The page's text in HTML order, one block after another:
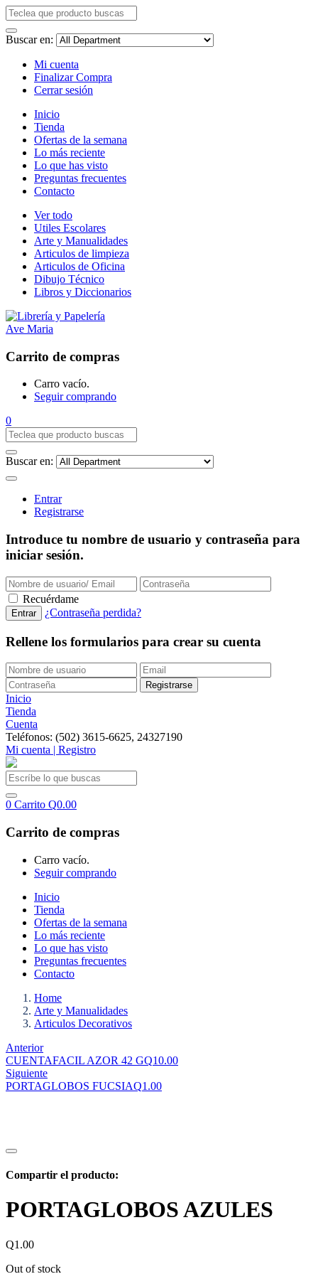
Buscar en:
Mi cuenta
Finalizar Compra
Cerrar sesión
Inicio
Tienda
Ofertas de la semana
Lo más reciente
Lo que has visto
Preguntas frecuentes
Contacto
Ver todo
Utiles Escolares
Arte y Manualidades
Articulos de limpieza
Articulos de Oficina
Dibujo Técnico
Libros y Diccionarios
Carrito de compras
Carro vacío.
Seguir comprando
0
Buscar en:
Entrar
Registrarse
Introduce tu nombre de usuario y contraseña para
iniciar sesión.
Recuérdame
¿Contraseña perdida?
Rellene los formularios para crear su cuenta
Inicio
Tienda
Cuenta
Teléfonos: (502) 3615-6625, 24327190
Mi cuenta | Registro
0 Carrito Q0.00
Carrito de compras
Carro vacío.
Seguir comprando
Inicio
Tienda
Ofertas de la semana
Lo más reciente
Lo que has visto
Preguntas frecuentes
Contacto
Home
Arte y Manualidades
Articulos Decorativos
Anterior
CUENTAFACIL AZOR 42 GQ10.00
Siguiente
PORTAGLOBOS FUCSIAQ1.00
Compartir el producto:
PORTAGLOBOS AZULES
Q1.00
Out of stock